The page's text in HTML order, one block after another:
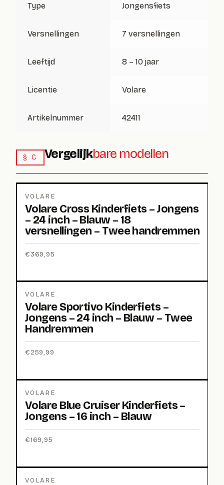
Type Jongensfiets
Versnellingen 7 versnellingen
Leeftijd 8 – 10 jaar
Licentie Volare
Artikelnummer 42411
§ C Vergelijkbare modellen
VOLARE
Volare Cross Kinderfiets – Jongens
– 24 inch – Blauw – 18
versnellingen – Twee handremmen
€369,95
VOLARE
Volare Sportivo Kinderfiets –
Jongens – 24 inch – Blauw – Twee
Handremmen
€259,99
VOLARE
Volare Blue Cruiser Kinderfiets –
Jongens – 16 inch – Blauw
€169,95
VOLARE